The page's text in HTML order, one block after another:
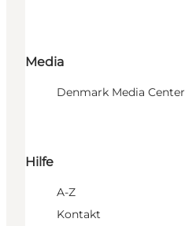
Media
Denmark Media Center
Hilfe
A-Z
Kontakt